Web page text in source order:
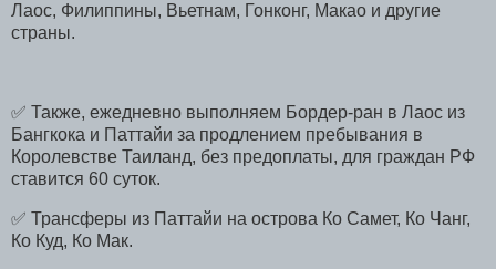
Лаос, Филиппины, Вьетнам, Гонконг, Макао и другие
страны.
✅ Также, ежедневно выполняем Бордер-ран в Лаос из
Бангкока и Паттайи за продлением пребывания в
Королевстве Таиланд, без предоплаты, для граждан РФ
ставится 60 суток.
✅ Трансферы из Паттайи на острова Ко Самет, Ко Чанг,
Ко Куд, Ко Мак.